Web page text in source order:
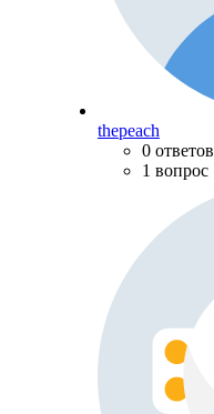
thepeach
0 ответов
1 вопрос